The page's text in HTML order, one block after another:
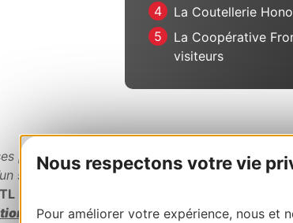
Nous respectons votre vie
Pour améliorer votre expérience, nous et
La Coutellerie
La Coopérative
visiteurs
plaisent autant c’est qu’elles donnent du
savoir-faire et , échanger avec ces
a visite
des Journées Européennes du Patrimoine